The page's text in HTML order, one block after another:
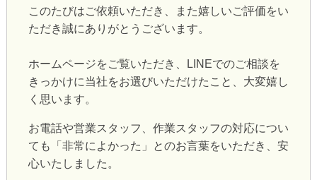
このたびはご依頼いただき、また嬉しいご評価をい
ただき誠にありがとうございます。
ホームページをご覧いただき、LINEでのご相談を
きっかけに当社をお選びいただけたこと、大変嬉し
く思います。
お電話や営業スタッフ、作業スタッフの対応につい
ても「非常によかった」とのお言葉をいただき、安
心いたしました。